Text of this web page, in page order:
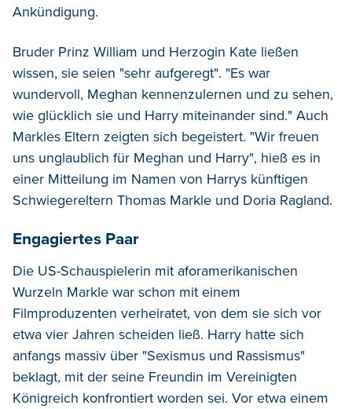
Ankündigung.
Bruder Prinz William und Herzogin Kate ließen
wissen, sie seien "sehr aufgeregt". "Es war
wundervoll, Meghan kennenzulernen und zu sehen,
wie glücklich sie und Harry miteinander sind." Auch
Markles Eltern zeigten sich begeistert. "Wir freuen
uns unglaublich für Meghan und Harry", hieß es in
einer Mitteilung im Namen von Harrys künftigen
Schwiegereltern Thomas Markle und Doria Ragland.
Engagiertes Paar
Die US-Schauspielerin mit aforamerikanischen
Wurzeln Markle war schon mit einem
Filmproduzenten verheiratet, von dem sie sich vor
etwa vier Jahren scheiden ließ. Harry hatte sich
anfangs massiv über "Sexismus und Rassismus"
beklagt, mit der seine Freundin im Vereinigten
Königreich konfrontiert worden sei. Vor etwa einem